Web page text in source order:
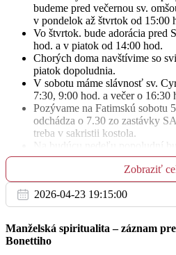
St
2.7.
12:00
Za duchovné povolania
Kňaz
16:30
+ Berta Chalmovská a
3.7.
budeme pred večernou sv.
v pondelok až štvrtok od 15:00
Vo štvrtok. bude adorácia pred
hod. a v piatok od 14:00 hod.
Chorých doma navštívime so
piatok dopoludnia.
V sobotu máme slávnosť sv.
7:30, 9:00 hod. a večer o 16:30
Pozývame na Fatimskú sobotu
odchádza o 7.30 zo zastávky
treba v sakristii kostola.
Na budúcu nedeľu popoludní
pobožnosť. O 14:00 hod. bude
poklone a o 14:30 hod. začne
požehnaním, požehnáme
stretnutie Ružencového bratstva.
Naša farnosť v spolupráci s
deti od 6r. do 14r. v termíne
dieťa môžete prostredníctvom
Zobraziť
2026-04-23 19:15:00
Manželská spiritualita – záznam
Bonettiho